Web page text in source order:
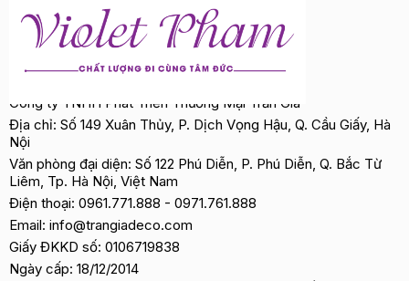
Công ty TNHH Phát Triển Thương Mại Trần Gia
Địa chỉ: Số 149 Xuân Thủy, P. Dịch Vọng Hậu, Q. Cầu Giấy, Hà
Nội
Văn phòng đại diện: Số 122 Phú Diễn, P. Phú Diễn, Q. Bắc Từ
Liêm, Tp. Hà Nội, Việt Nam
Điện thoại: 0961.771.888 - 0971.761.888
Email: info@trangiadeco.com
Giấy ĐKKD số: 0106719838
Ngày cấp: 18/12/2014